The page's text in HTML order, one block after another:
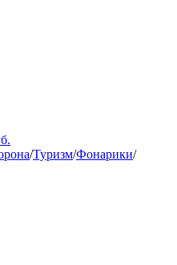
/Туризм/Фонарики/